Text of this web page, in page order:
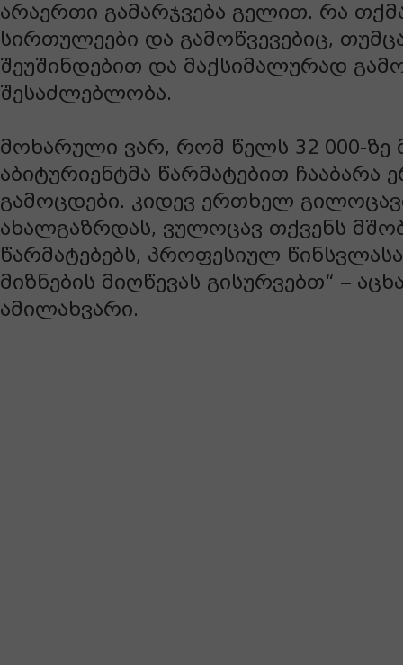
არაერთი გამარჯვება გელით. რა
სირთულეები და გამოწვევებიც,
შეუშინდებით და მაქსიმალურად
შესაძლებლობა.
მოხარული ვარ, რომ წელს 32 000-ზე
აბიტურიენტმა წარმატებით ჩააბარა
გამოცდები. კიდევ ერთხელ
ახალგაზრდას, ვულოცავ თქვენს
წარმატებებს, პროფესიულ
მიზნების მიღწევას გისურვებთ“ –
ამილახვარი.